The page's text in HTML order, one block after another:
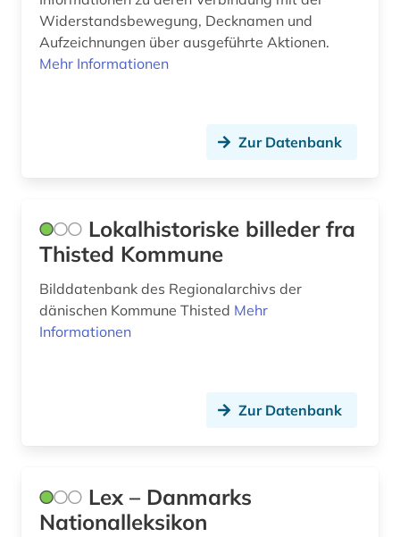
polarexpedition (1)
politik (1)
protokoll (1)
quelle (5)
recht (1)
regierung (1)
renaissance (1)
ribe (1)
Widerstandsbewegung, Decknamen und
Aufzeichnungen über ausgeführte Aktionen.
Mehr Informationen
Zur Datenbank
Lokalhistoriske billeder fra
Thisted Kommune
Bilddatenbank des Regionalarchivs der
dänischen Kommune Thisted Mehr
Informationen
Zur Datenbank
Lex – Danmarks
Nationalleksikon